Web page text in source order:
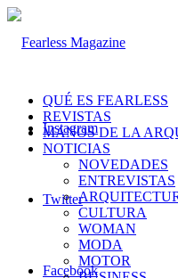
Instagram
Twitter
Facebook
QUÉ ES FEARLESS
REVISTAS
MANOS DE LA
NOTICIAS
NOVEDADES
ENTREVISTAS
CULTURA
WOMAN
MODA
MOTOR